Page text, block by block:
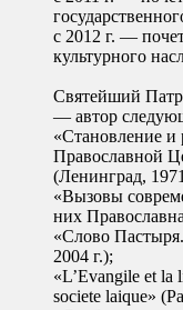
с 2012 г. —
культурного
Святейший
— автор
«Становление и
Православной
(Ленинград,
«Вызовы
них
«Слово
2004 г.);
«L’Evangile et la
societe laique»